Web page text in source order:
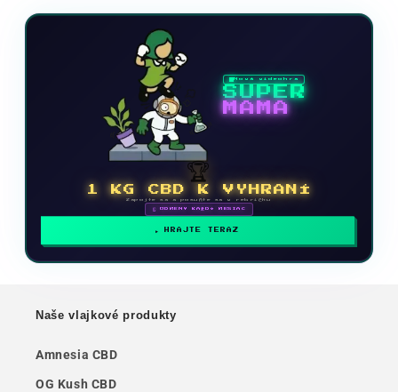
Nová videohra
SUPER
MAMA
🏆
1 KG CBD K VYHRANÍ
Zapojte sa a posuňte sa v rebríčku
🗓 ODMENY KAŽDÝ MESIAC
HRAJTE TERAZ
Naše vlajkové produkty
Amnesia CBD
OG Kush CBD